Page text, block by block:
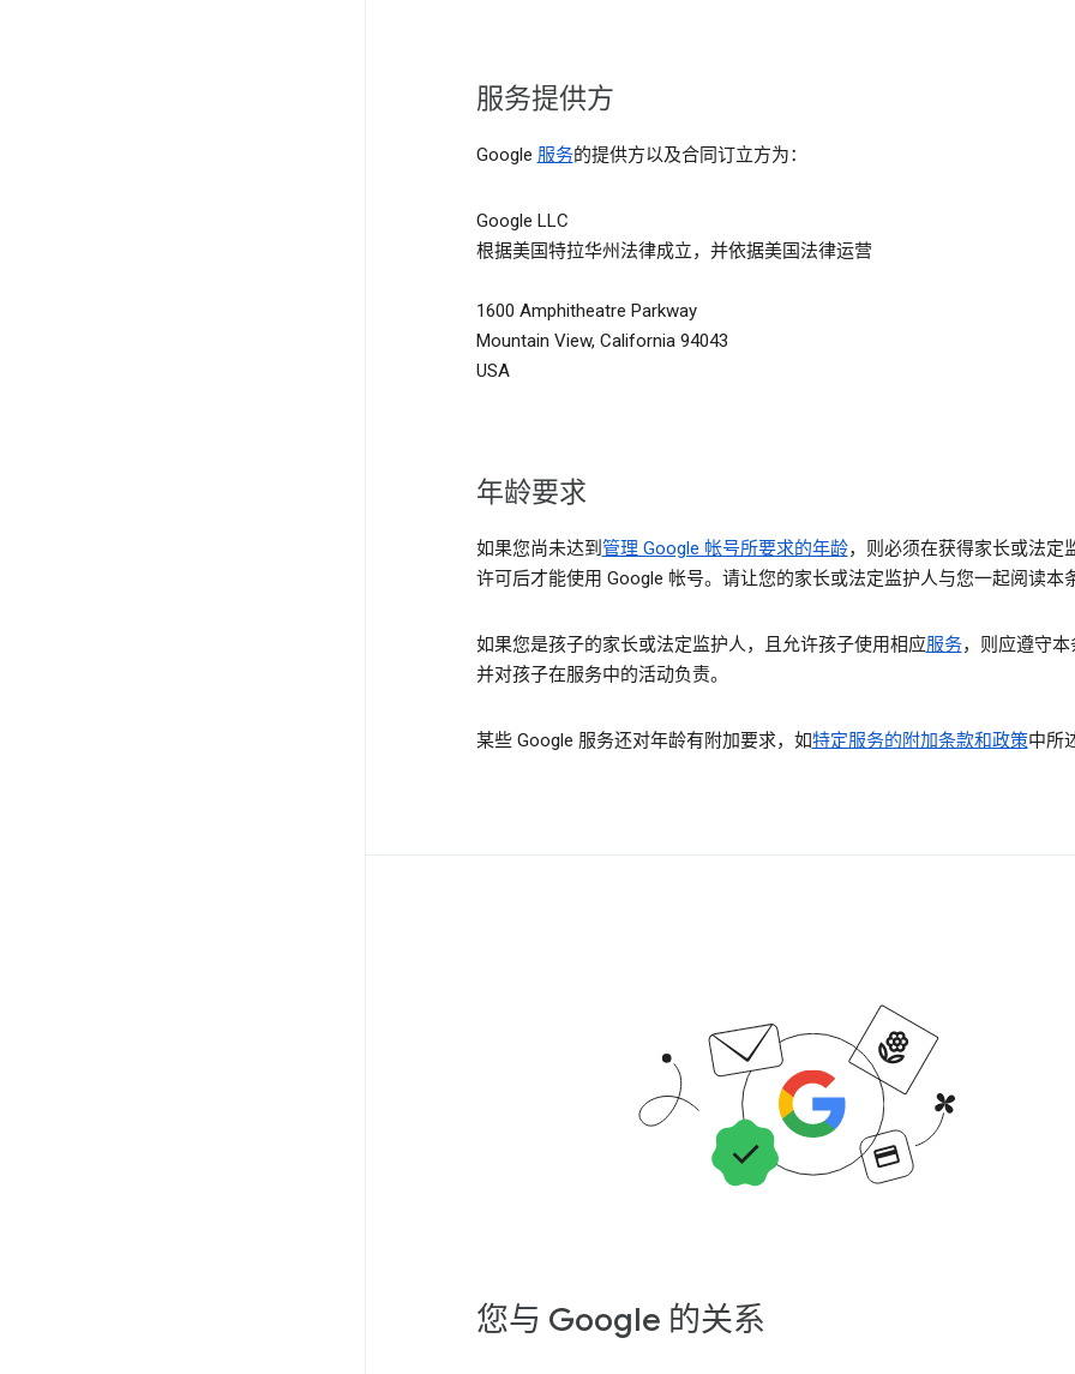
服务提供方
Google 服务的提供方以及合同订立方为：
Google LLC
根据美国特拉华州法律成立，并依据美国法律运营
1600 Amphitheatre Parkway
Mountain View, California 94043
USA
年龄要求
如果您尚未达到 管理 Google 帐号所要求的年龄，则必须在获得家长或法定
许可后才能使用 Google 帐号。请让您的家长或法定监护人与您一起阅读本
如果您是孩子的家长或法定监护人，且允许孩子使用相应服务，则应遵守本
并对孩子在服务中的活动负责。
某些 Google 服务还对年龄有附加要求，如特定服务的附加条款和政策中所
您与 Google 的关系